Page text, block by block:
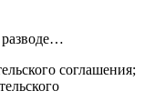
соглашения;